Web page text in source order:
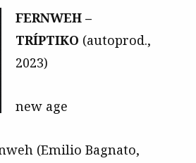
FERNWEH –
TRÍPTIKO (autoprod.,
2023)
new age
(Emilio Bagnato,